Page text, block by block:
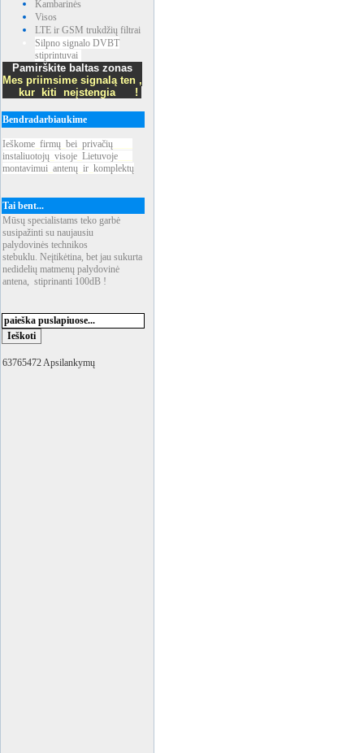
Kambarinės
Visos
LTE ir GSM trukdžių filtrai
Silpno signalo DVBT
stiprintuvai
Pamirškite baltas zonas
Mes priimsime signalą ten ,
kur kiti neįstengia !
Bendradarbiaukime
Ieškome firmų bei privačių
instaliuotojų visoje Lietuvoje
montavimui antenų ir komplektų
Tai bent...
Mūsų specialistams teko garbė
susipažinti su naujausiu
palydovinės technikos
stebuklu. Neįtikėtina, bet jau sukurta
nedidelių matmenų palydovinė
antena, stiprinanti 100dB !
63765472 Apsilankymų